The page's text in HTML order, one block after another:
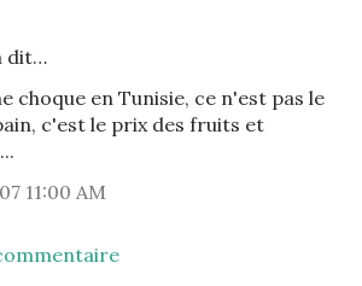
dit…
choque en Tunisie, ce n'est pas le
c'est le prix des fruits et
11:00 AM